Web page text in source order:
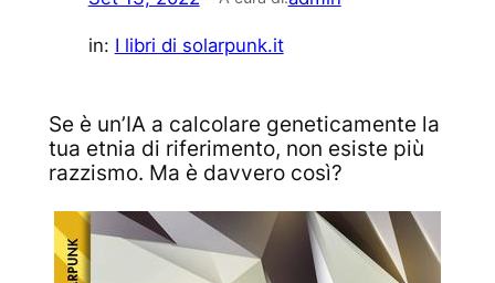
in: I libri di solarpunk.it
Se è un’IA a calcolare geneticamente la
tua etnia di riferimento, non esiste più
razzismo. Ma è davvero così?